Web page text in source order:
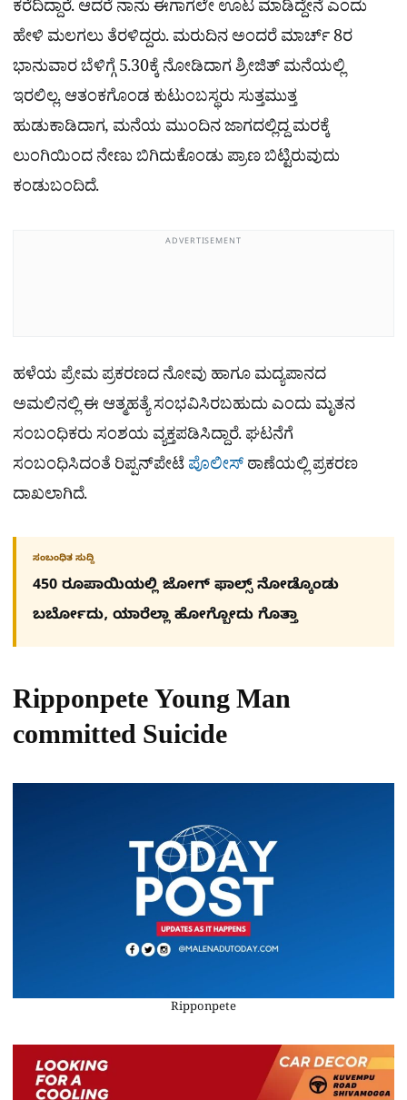
ಕರೆದಿದ್ದಾರೆ. ಆದರೆ ನಾನು ಈಗಾಗಲೇ ಊಟ ಮಾಡಿದ್ದೇನೆ ಎಂದು
ಹೇಳಿ ಮಲಗಲು ತೆರಳಿದ್ದರು. ಮರುದಿನ ಅಂದರೆ ಮಾರ್ಚ್ 8ರ
ಭಾನುವಾರ ಬೆಳಿಗ್ಗೆ 5.30ಕ್ಕೆ ನೋಡಿದಾಗ ಶ್ರೀಜಿತ್ ಮನೆಯಲ್ಲಿ
ಇರಲಿಲ್ಲ. ಆತಂಕಗೊಂಡ ಕುಟುಂಬಸ್ಥರು ಸುತ್ತಮುತ್ತ
ಹುಡುಕಾಡಿದಾಗ, ಮನೆಯ ಮುಂದಿನ ಜಾಗದಲ್ಲಿದ್ದ ಮರಕ್ಕೆ
ಲುಂಗಿಯಿಂದ ನೇಣು ಬಿಗಿದುಕೊಂಡು ಪ್ರಾಣ ಬಿಟ್ಟಿರುವುದು
ಕಂಡುಬಂದಿದೆ.
ADVERTISEMENT
ಹಳೆಯ ಪ್ರೇಮ ಪ್ರಕರಣದ ನೋವು ಹಾಗೂ ಮದ್ಯಪಾನದ
ಅಮಲಿನಲ್ಲಿ ಈ ಆತ್ಮಹತ್ಯೆ ಸಂಭವಿಸಿರಬಹುದು ಎಂದು ಮೃತನ
ಸಂಬಂಧಿಕರು ಸಂಶಯ ವ್ಯಕ್ತಪಡಿಸಿದ್ದಾರೆ. ಘಟನೆಗೆ
ಸಂಬಂಧಿಸಿದಂತೆ ರಿಪ್ಪನ್‌ಪೇಟೆಪೊಲೀಸ್ಠಾಣೆಯಲ್ಲಿ ಪ್ರಕರಣ
ದಾಖಲಾಗಿದೆ.
ಸಂಬಂಧಿತ ಸುದ್ದಿ
450 ರೂಪಾಯಿಯಲ್ಲಿ ಜೋಗ್​ ಫಾಲ್ಸ್​ ನೋಡ್ಕೊಂಡು
ಬರ್ಬೋದು, ಯಾರೆಲ್ಲಾ ಹೋಗ್ಬೋದು ಗೊತ್ತಾ
Ripponpete Young Man
committed Suicide
Ripponpete